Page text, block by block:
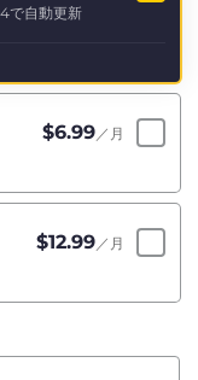
で自動更新
$6.99 ／月
$12.99 ／月